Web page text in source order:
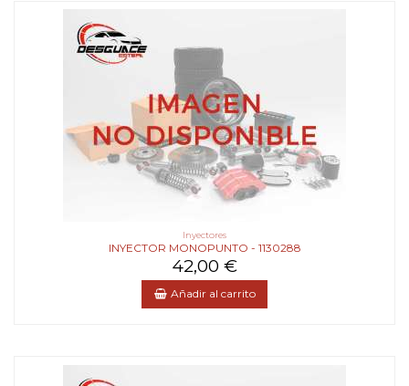
Inyectores
INYECTOR MONOPUNTO - 1130288
42,00 €
Añadir al carrito